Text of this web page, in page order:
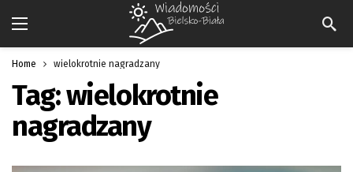
Home wielokrotnie nagradzany
Tag:wielokrotnie
nagradzany